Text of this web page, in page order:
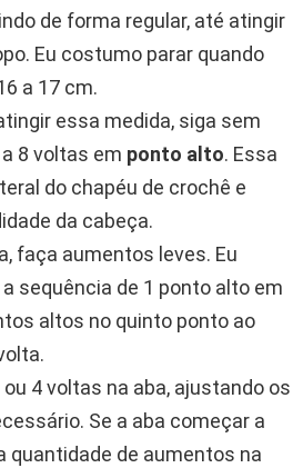
de forma regular, até atingir
Eu costumo parar quando
a 17 cm.
essa medida, siga sem
8 voltas em ponto alto. Essa
do chapéu de crochê e
da cabeça.
faça aumentos leves. Eu
sequência de 1 ponto alto em
altos no quinto ponto ao
4 voltas na aba, ajustando os
Se a aba começar a
quantidade de aumentos na